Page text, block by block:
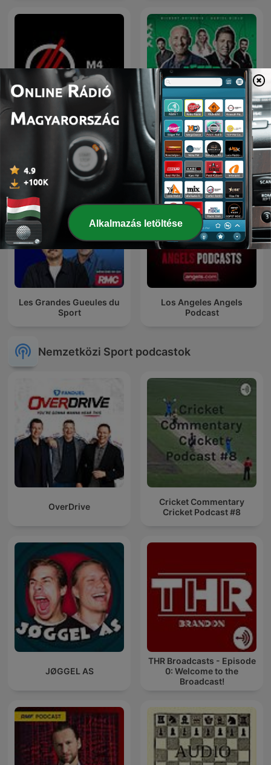
0-s pálya L'After Foot
Les Grandes Gueules du
Sport
Los Angeles Angels
Podcast
Nemzetközi Sport podcastok
OverDrive
Cricket Commentary
Cricket Podcast #8
JØGGEL AS
THR Broadcasts - Episode
0: Welcome to the
Broadcast!
Alkalmazás letöltése